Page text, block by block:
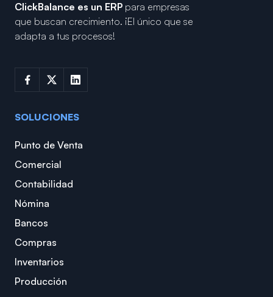
ClickBalance es un ERP para empresas
que buscan crecimiento. ¡El único que se
adapta a tus procesos!
SOLUCIONES
Punto de Venta
Comercial
Contabilidad
Nómina
Bancos
Compras
Inventarios
Producción